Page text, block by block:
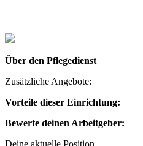
Über den Pflegedienst
Zusätzliche Angebote:
Vorteile dieser Einrichtung:
Bewerte deinen Arbeitgeber:
Deine aktuelle Position